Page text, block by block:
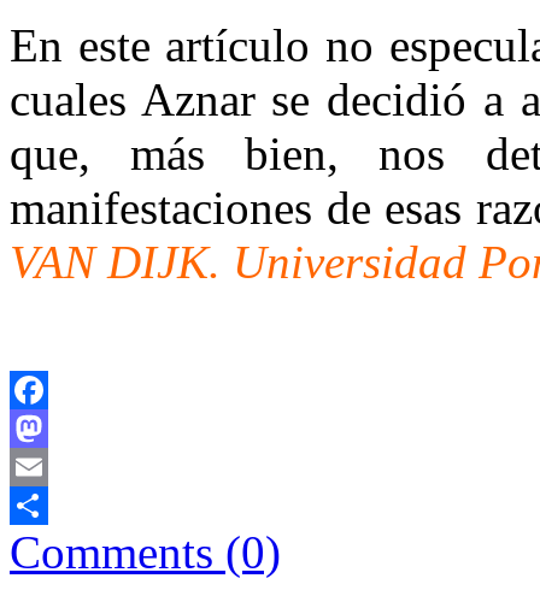
En este artículo no
cuales Aznar se decidió a
que, más bien, nos
manifestaciones de esas
VAN DIJK. Universidad
Facebook
Mastodon
Email
Comparteix
Comments (0)